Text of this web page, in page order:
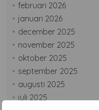
februari 2026
januari 2026
december 2025
november 2025
oktober 2025
september 2025
augusti 2025
juli 2025